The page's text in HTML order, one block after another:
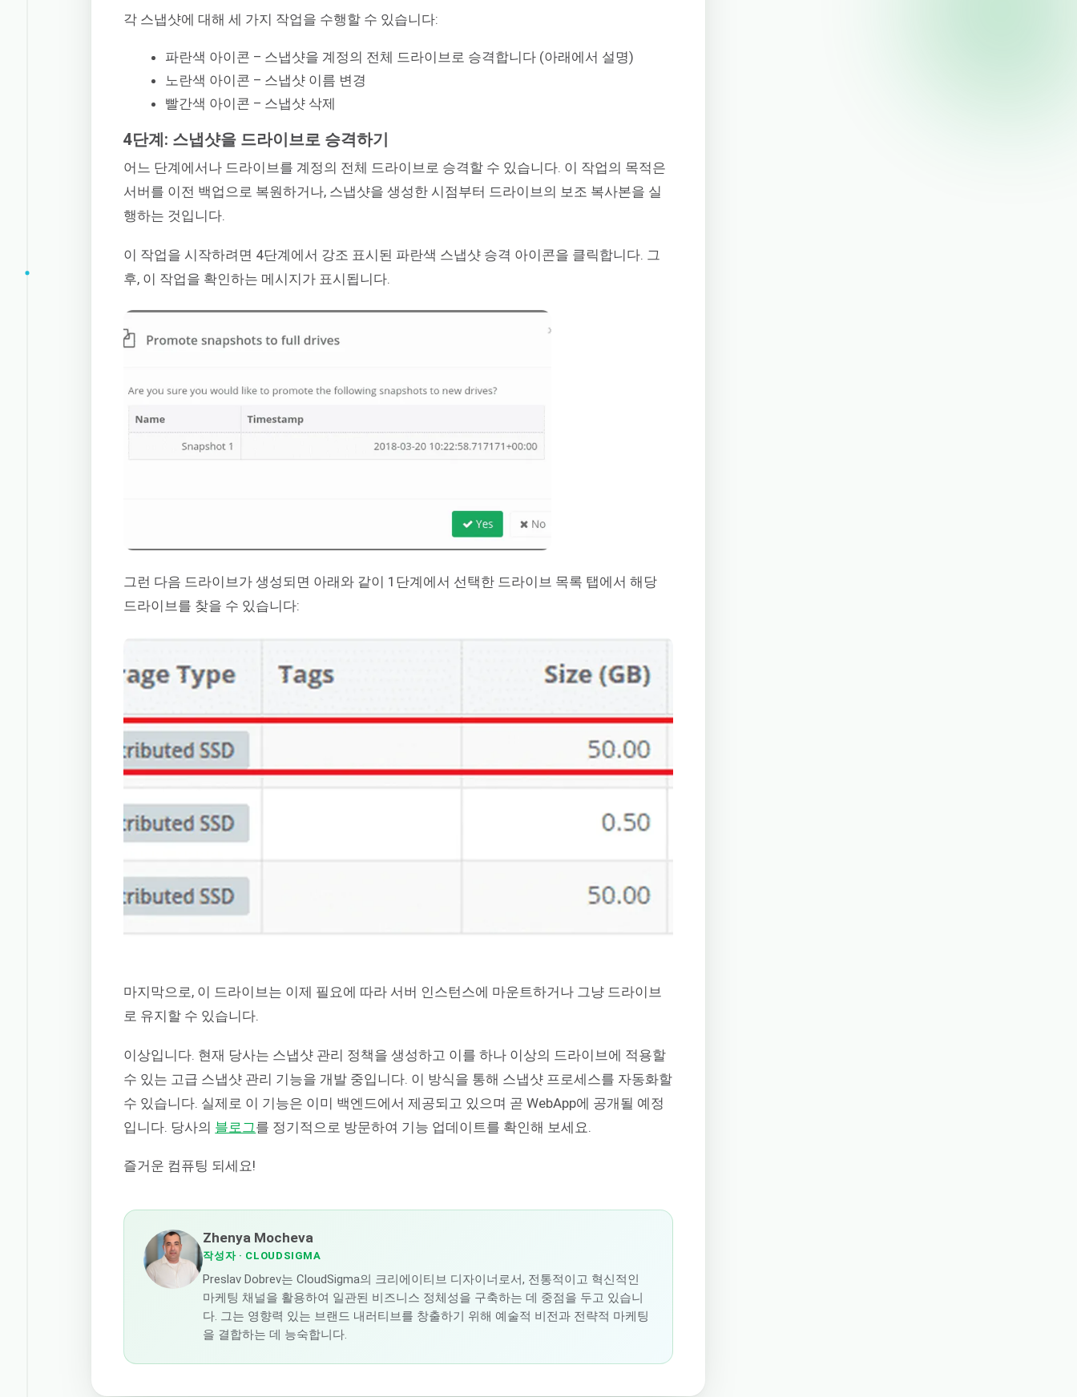
각 스냅샷에 대해 세 가지 작업을 수행할 수 있습니다:
파란색 아이콘 – 스냅샷을 계정의 전체 드라이브로 승격합니다 (아래에서 설명)
노란색 아이콘 – 스냅샷 이름 변경
빨간색 아이콘 – 스냅샷 삭제
4단계: 스냅샷을 드라이브로 승격하기
어느 단계에서나 드라이브를 계정의 전체 드라이브로 승격할 수 있습니다. 이 작업의 목적은
서버를 이전 백업으로 복원하거나, 스냅샷을 생성한 시점부터 드라이브의 보조 복사본을 실
행하는 것입니다.
이 작업을 시작하려면 4단계에서 강조 표시된 파란색 스냅샷 승격 아이콘을 클릭합니다. 그
후, 이 작업을 확인하는 메시지가 표시됩니다.
그런 다음 드라이브가 생성되면 아래와 같이 1단계에서 선택한 드라이브 목록 탭에서 해당
드라이브를 찾을 수 있습니다:
마지막으로, 이 드라이브는 이제 필요에 따라 서버 인스턴스에 마운트하거나 그냥 드라이브
로 유지할 수 있습니다.
이상입니다. 현재 당사는 스냅샷 관리 정책을 생성하고 이를 하나 이상의 드라이브에 적용할
수 있는 고급 스냅샷 관리 기능을 개발 중입니다. 이 방식을 통해 스냅샷 프로세스를 자동화할
수 있습니다. 실제로 이 기능은 이미 백엔드에서 제공되고 있으며 곧 WebApp에 공개될 예정
입니다. 당사의 블로그를 정기적으로 방문하여 기능 업데이트를 확인해 보세요.
즐거운 컴퓨팅 되세요!
Zhenya Mocheva
작성자· CLOUDSIGMA
Preslav Dobrev는 CloudSigma의 크리에이티브 디자이너로서, 전통적이고 혁신적인
마케팅 채널을 활용하여 일관된 비즈니스 정체성을 구축하는 데 중점을 두고 있습니
다. 그는 영향력 있는 브랜드 내러티브를 창출하기 위해 예술적 비전과 전략적 마케팅
을 결합하는 데 능숙합니다.